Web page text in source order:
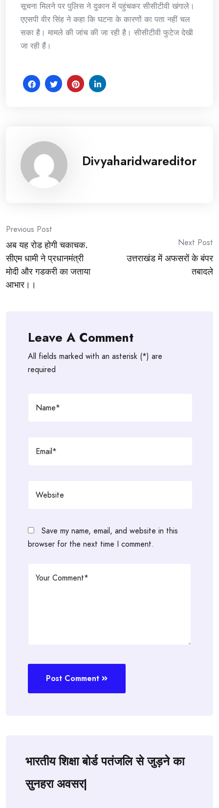
सूचना मिलने पर पुलिस ने दुकान में पहुंचकर सीसीटीवी खंगाले।
एएसपी वीर सिंह ने कहा कि घटना के कारणों का पता नहीं चल
सका है। मामले की जांच की जा रही है। सीसीटीवी फुटेज देखी
जा रही हैं।
Divyaharidwareditor
Post
navigation
Previous Post
अब यह रोड होगी चकाचक.
सीएम धामी ने प्रधानमंत्री
मोदी और गडकरी का जताया
आभार।।
Next Post
उत्तराखंड में अफसरों के बंपर
तबादले
Leave A Comment
All fields marked with an asterisk (*) are
required
Save my name, email, and website in this
browser for the next time I comment.
Post Comment
भारतीय शिक्षा बोर्ड पतंजलि से जुड़ने का
सुनहरा अवसर|